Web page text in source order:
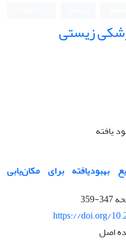
زیستی
یافته
برای مکان‌یابی
347-359
https://doi.org/
اصل